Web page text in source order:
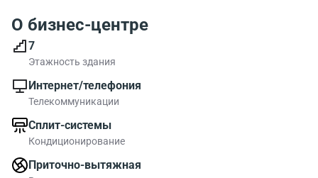
О бизнес-центре
7
Этажность здания
Интернет/телефония
Телекоммуникации
Сплит-системы
Кондиционирование
Приточно-вытяжная